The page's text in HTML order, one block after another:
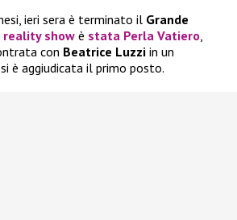
ieri sera è terminato il Grande
reality show è stata Perla Vatiero,
con Beatrice Luzzi in un
è aggiudicata il primo posto.